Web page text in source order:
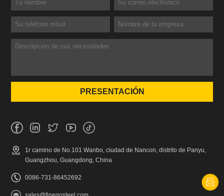
1r camino de No.101 Wanbo, ciudad de Nancon, distrito de Panyu,
Guangzhou, Guangdong, China
0086-731-86452692